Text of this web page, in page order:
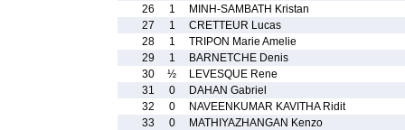
26
1
MINH-SAMBATH Kristan
27
1
CRETTEUR Lucas
28
1
TRIPON Marie Amelie
29
1
BARNETCHE Denis
30
½
LEVESQUE Rene
31
0
DAHAN Gabriel
32
0
NAVEENKUMAR KAVITHA Ridit
33
0
MATHIYAZHANGAN Kenzo